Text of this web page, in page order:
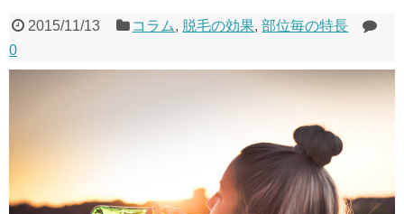
2015/11/13 コラム, 脱毛の効果,部位毎の特長
0